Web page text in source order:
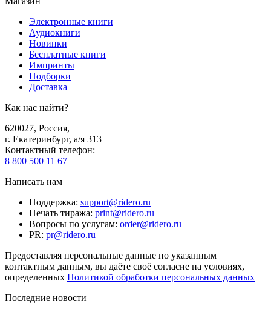
Электронные книги
Аудиокниги
Новинки
Бесплатные книги
Импринты
Подборки
Доставка
Как нас найти?
620027, Россия,
г. Екатеринбург, а/я 313
Контактный телефон:
8 800 500 11 67
Написать нам
Поддержка: support@ridero.ru
Печать тиража: print@ridero.ru
Вопросы по услугам: order@ridero.ru
PR: pr@ridero.ru
Предоставляя персональные данные по указанным
контактным данным, вы даёте своё согласие на условиях,
определенных Политикой обработки персональных данных
Последние новости